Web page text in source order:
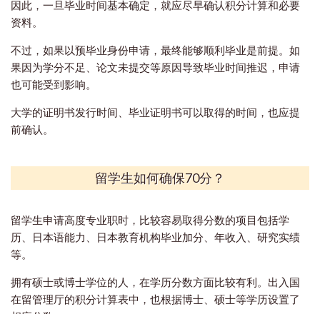
因此，一旦毕业时间基本确定，就应尽早确认积分计算和必要
资料。
不过，如果以预毕业身份申请，最终能够顺利毕业是前提。如
果因为学分不足、论文未提交等原因导致毕业时间推迟，申请
也可能受到影响。
大学的证明书发行时间、毕业证明书可以取得的时间，也应提
前确认。
留学生如何确保70分？
留学生申请高度专业职时，比较容易取得分数的项目包括学
历、日本语能力、日本教育机构毕业加分、年收入、研究实绩
等。
拥有硕士或博士学位的人，在学历分数方面比较有利。出入国
在留管理厅的积分计算表中，也根据博士、硕士等学历设置了